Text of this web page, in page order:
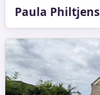
Paula Philtjens